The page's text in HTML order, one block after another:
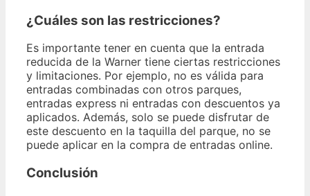
¿Cuáles son las restricciones?
Es importante tener en cuenta que la entrada
reducida de la Warner tiene ciertas restricciones
y limitaciones. Por ejemplo, no es válida para
entradas combinadas con otros parques,
entradas express ni entradas con descuentos ya
aplicados. Además, solo se puede disfrutar de
este descuento en la taquilla del parque, no se
puede aplicar en la compra de entradas online.
Conclusión